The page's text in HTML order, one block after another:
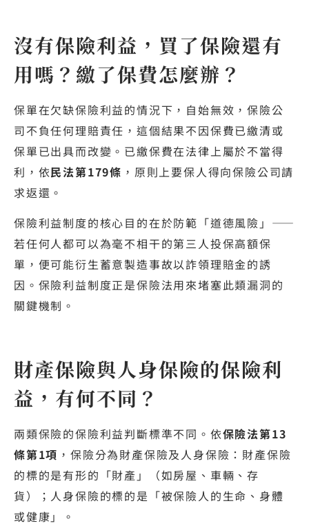
沒有保險利益，買了保險還有
用嗎？繳了保費怎麼辦？
保單在欠缺保險利益的情況下，自始無效，保險公
司不負任何理賠責任，這個結果不因保費已繳清或
保單已出具而改變。已繳保費在法律上屬於不當得
利，依民法第179條 ，原則上要保人得向保險公司請
求返還。
保險利益制度的核心目的在於防範「道德風險」——
若任何人都可以為毫不相干的第三人投保高額保
單，便可能衍生蓄意製造事故以詐領理賠金的誘
因。保險利益制度正是保險法用來堵塞此類漏洞的
關鍵機制。
財產保險與人身保險的保險利
益，有何不同？
兩類保險的保險利益判斷標準不同。依保險法第13
條第1項 ，保險分為財產保險及人身保險：財產保險
的標的是有形的「財產」（如房屋、車輛、存
貨）；人身保險的標的是「被保險人的生命、身體
或健康」。